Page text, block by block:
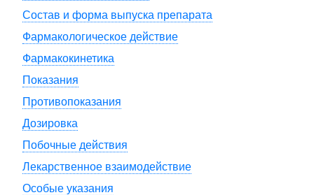
Состав и форма выпуска препарата
Фармакологическое действие
Фармакокинетика
Показания
Противопоказания
Дозировка
Побочные действия
Лекарственное взаимодействие
Особые указания